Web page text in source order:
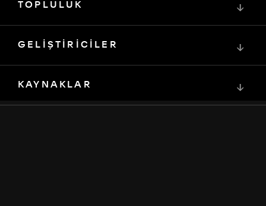
TOPLULUK ↓
GELİŞTİRİCİLER ↓
KAYNAKLAR ↓